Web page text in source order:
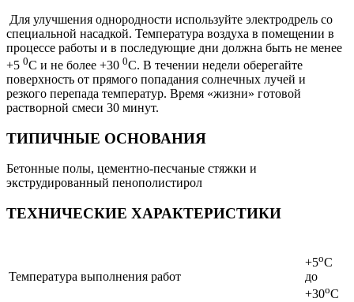
Для улучшения однородности используйте электродрель со
специальной насадкой. Температура воздуха в помещении в
процессе работы и в последующие дни должна быть не менее
+5 0С и не более +30 0С. В течении недели оберегайте
поверхность от прямого попадания солнечных лучей и
резкого перепада температур. Время «жизни» готовой
растворной смеси 30 минут.
ТИПИЧНЫЕ ОСНОВАНИЯ
Бетонные полы, цементно-песчаные стяжки и
экструдированный пенополистирол
ТЕХНИЧЕСКИЕ ХАРАКТЕРИСТИКИ
Температура выполнения работ
+5оС
до
+30оС